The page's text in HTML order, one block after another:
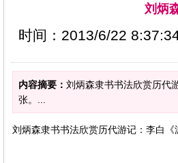
刘炳
时间：2013/6/22
内容摘要： 刘炳森隶书书法欣赏历代
张。...
刘炳森隶书书法欣赏历代游记：李白